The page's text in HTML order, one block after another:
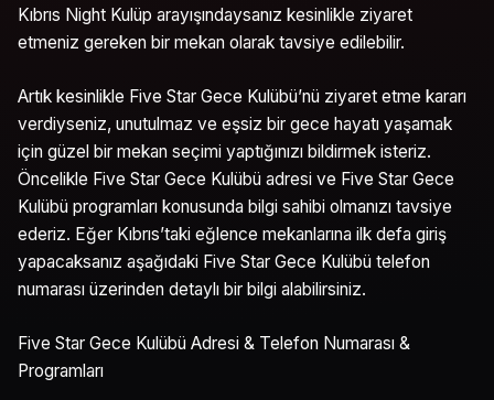
Kıbrıs Night Kulüp arayışındaysanız kesinlikle ziyaret
etmeniz gereken bir mekan olarak tavsiye edilebilir.
Artık kesinlikle Five Star Gece Kulübü’nü ziyaret etme kararı
verdiyseniz, unutulmaz ve eşsiz bir gece hayatı yaşamak
için güzel bir mekan seçimi yaptığınızı bildirmek isteriz.
Öncelikle Five Star Gece Kulübü adresi ve Five Star Gece
Kulübü programları konusunda bilgi sahibi olmanızı tavsiye
ederiz. Eğer Kıbrıs’taki eğlence mekanlarına ilk defa giriş
yapacaksanız aşağıdaki Five Star Gece Kulübü telefon
numarası üzerinden detaylı bir bilgi alabilirsiniz.
Five Star Gece Kulübü Adresi & Telefon Numarası &
Programları